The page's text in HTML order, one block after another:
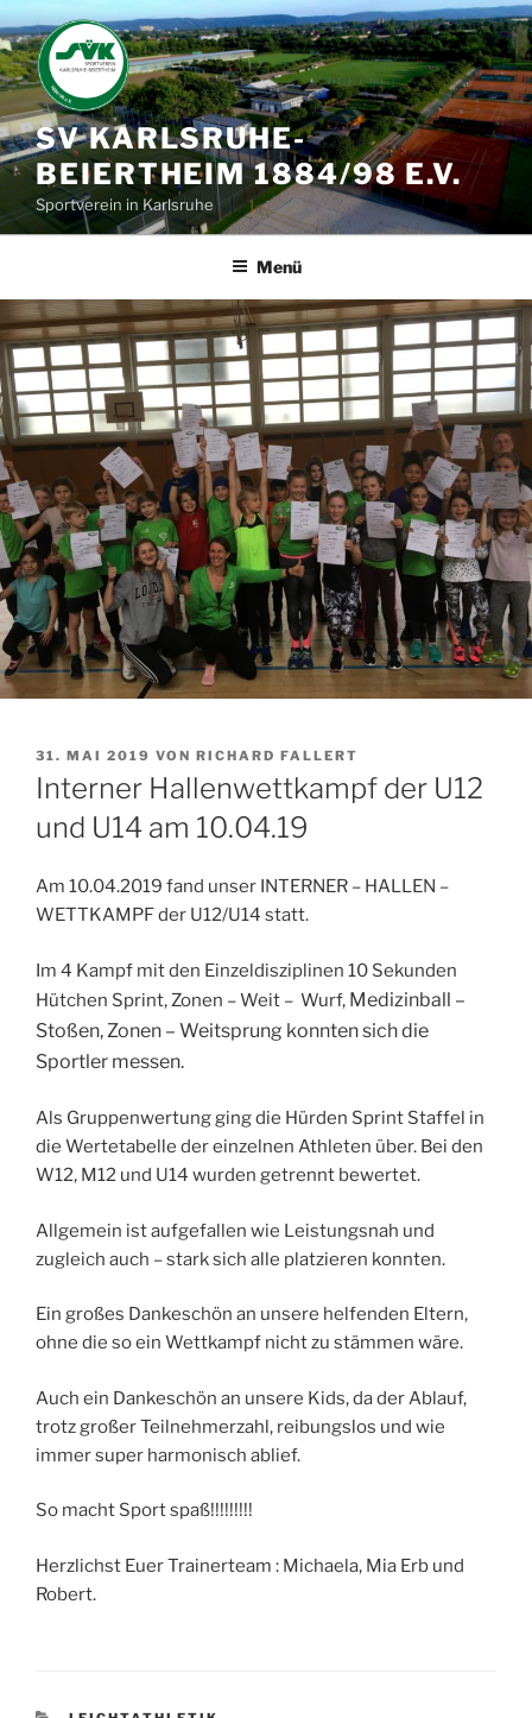
Zum
Inhalt
springen
SV KARLSRUHE-
BEIERTHEIM 1884/98 E.V.
Sportverein in Karlsruhe
Menü
VERÖFFENTLICHT
AM
31. MAI 2019 VON RICHARD FALLERT
Interner Hallenwettkampf der U12
und U14 am 10.04.19
Am 10.04.2019 fand unser INTERNER – HALLEN –
WETTKAMPF der U12/U14 statt.
Im 4 Kampf mit den Einzeldisziplinen 10 Sekunden
Hütchen Sprint, Zonen – Weit – Wurf, Medizinball –
Stoßen, Zonen – Weitsprung konnten sich die
Sportler messen.
Als Gruppenwertung ging die Hürden Sprint Staffel in
die Wertetabelle der einzelnen Athleten über. Bei den
W12, M12 und U14 wurden getrennt bewertet.
Allgemein ist aufgefallen wie Leistungsnah und
zugleich auch – stark sich alle platzieren konnten.
Ein großes Dankeschön an unsere helfenden Eltern,
ohne die so ein Wettkampf nicht zu stämmen wäre.
Auch ein Dankeschön an unsere Kids, da der Ablauf,
trotz großer Teilnehmerzahl, reibungslos und wie
immer super harmonisch ablief.
So macht Sport spaß!!!!!!!!!
Herzlichst Euer Trainerteam : Michaela, Mia Erb und
Robert.